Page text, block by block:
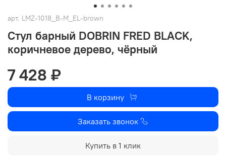
арт. LMZ-1018_B-M_EL-brown
Стул барный DOBRIN FRED BLACK,
коричневое дерево, чёрный
7 428 ₽
В корзину
Заказать звонок
Купить в 1 клик